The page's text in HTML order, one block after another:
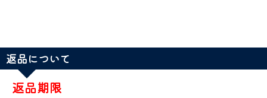
返品について
返品期限